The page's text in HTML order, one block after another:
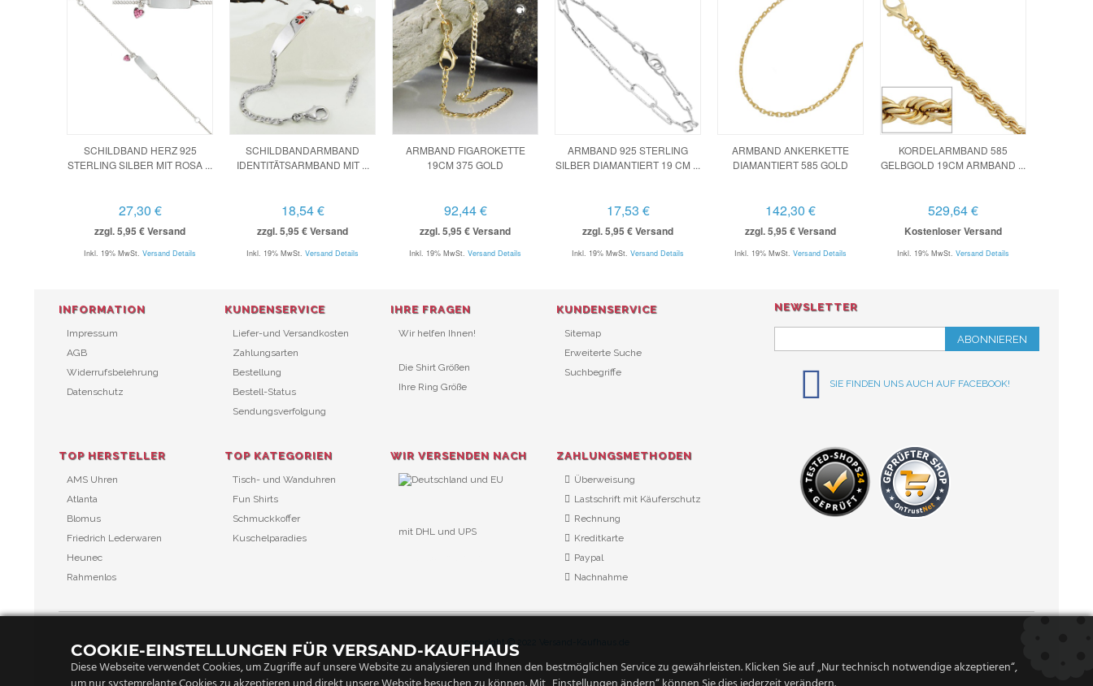
SCHILDBAND HERZ 925
STERLING SILBER MIT ROSA ...
27,30 €
zzgl. 5,95 € Versand
Inkl. 19% MwSt. Versand Details
SCHILDBANDARMBAND
IDENTITÄTSARMBAND MIT ...
18,54 €
zzgl. 5,95 € Versand
Inkl. 19% MwSt. Versand Details
ARMBAND FIGAROKETTE
19CM 375 GOLD
92,44 €
zzgl. 5,95 € Versand
Inkl. 19% MwSt. Versand Details
ARMBAND 925 STERLING
SILBER DIAMANTIERT 19 CM ...
17,53 €
zzgl. 5,95 € Versand
Inkl. 19% MwSt. Versand Details
ARMBAND ANKERKETTE
DIAMANTIERT 585 GOLD
142,30 €
zzgl. 5,95 € Versand
Inkl. 19% MwSt. Versand Details
KORDELARMBAND 585
GELBGOLD 19CM ARMBAND ...
529,64 €
Kostenloser Versand
Inkl. 19% MwSt. Versand Details
NEWSLETTER
ABONNIEREN
SIE FINDEN UNS AUCH AUF FACEBOOK!
INFORMATION
Impressum
AGB
Widerrufsbelehrung
Datenschutz
KUNDENSERVICE
Liefer-und Versandkosten
Zahlungsarten
Bestellung
Bestell-Status
Sendungsverfolgung
IHRE FRAGEN
Wir helfen Ihnen!
Die Shirt Größen
Ihre Ring Größe
KUNDENSERVICE
Sitemap
Erweiterte Suche
Suchbegriffe
TOP HERSTELLER
AMS Uhren
Atlanta
Blomus
Friedrich Lederwaren
Heunec
Rahmenlos
TOP KATEGORIEN
Tisch- und Wanduhren
Fun Shirts
Schmuckkoffer
Kuschelparadies
WIR VERSENDEN NACH
mit DHL und UPS
ZAHLUNGSMETHODEN
Überweisung
Lastschrift mit Käuferschutz
Rechnung
Kreditkarte
Paypal
Nachnahme
copyright © 2022 Versand-Kaufhaus.de
COOKIE-EINSTELLUNGEN FÜR VERSAND-KAUFHAUS
Diese Webseite verwendet Cookies, um Zugriffe auf unsere Website zu analysieren und Ihnen den bestmöglichen Service zu gewährleisten. Klicken Sie auf „Nur technisch notwendige akzeptieren“,